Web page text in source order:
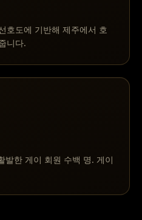
호도에 기반해 제주에서 호
니다.
발한 게이 회원 수백 명. 게이